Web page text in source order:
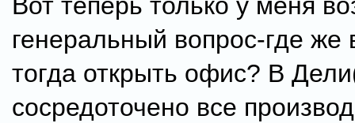
генеральный вопрос-где же
тогда открыть офис? В
сосредоточено все